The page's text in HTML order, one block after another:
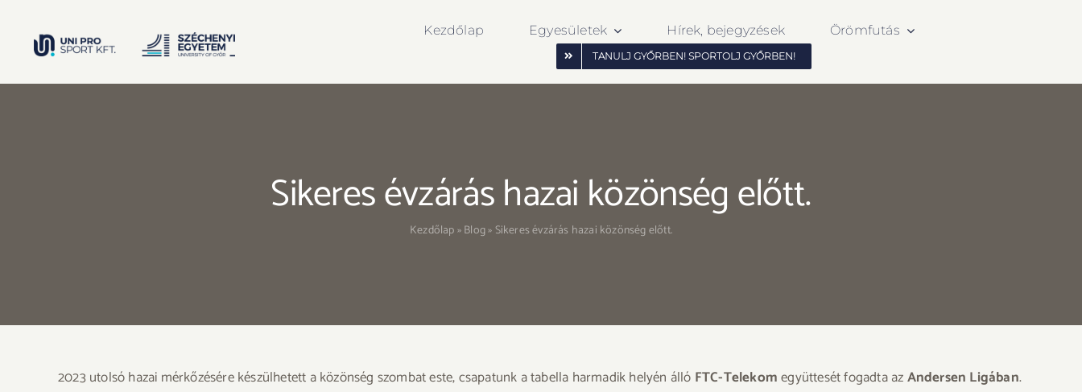
Kezdőlap Egyesületek Hírek, bejegyzések Örömfutás
TANULJ GYŐRBEN! SPORTOLJ GYŐRBEN!
Sikeres évzárás hazai közönség előtt.
Kezdőlap»Blog»Sikeres évzárás hazai közönség előtt.
2023 utolsó hazai mérkőzésére készülhetett a közönség szombat este, csapatunk a tabella harmadik helyén álló FTC-Telekomegyüttesét fogadta azAndersen Ligában.